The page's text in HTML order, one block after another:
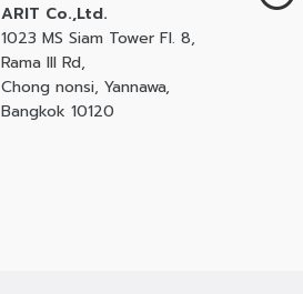
ARIT Co.,Ltd.
1023 MS Siam Tower Fl. 8,
Rama III Rd,
Chong nonsi, Yannawa,
Bangkok 10120